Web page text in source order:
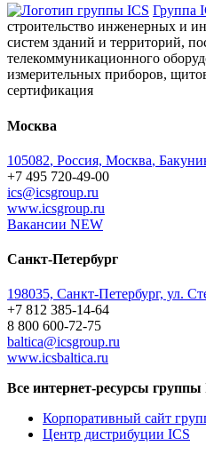
Группа
строительство инженерных и
систем зданий и территорий,
телекоммуникационного
измерительных приборов,
сертификация
Москва
105082, Россия, Москва,
+7 495 720-49-00
ics@icsgroup.ru
www.icsgroup.ru
Вакансии NEW
Санкт-Петербург
198035, Санкт-Петербург, ул.
+7 812 385-14-64
8 800 600-72-75
baltica@icsgroup.ru
www.icsbaltica.ru
Все интернет-ресурсы группы
Корпоративный сайт
Центр дистрибуции ICS